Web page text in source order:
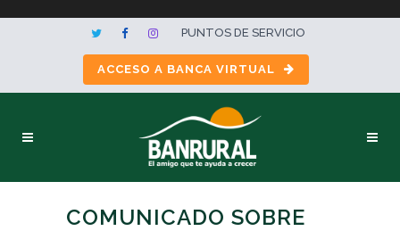
PUNTOS DE SERVICIO
ACCESO A BANCA VIRTUAL
COMUNICADO SOBRE